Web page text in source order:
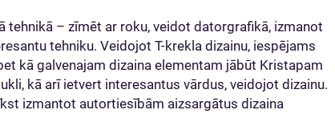
tehnikā – zīmēt ar roku, veidot datorgrafikā, izmanot
tehniku. Veidojot T-krekla dizainu, iespējams
kā galvenajam dizaina elementam jābūt Kristapam
kā arī ietvert interesantus vārdus, veidojot dizainu.
izmantot autortiesībām aizsargātus dizaina